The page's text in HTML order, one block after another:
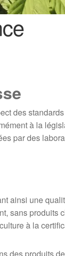
des
à la
par des
ainsi une
sans produits
à la
des produits